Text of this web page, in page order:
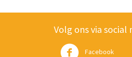
Volg ons via social
Facebook